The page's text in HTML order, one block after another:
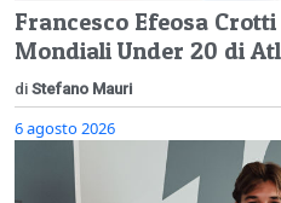
Francesco Efeosa
Mondiali Under 20 di
di Stefano Mauri
6 agosto 2026